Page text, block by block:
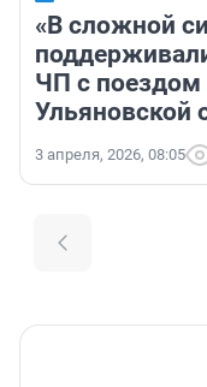
«В сложной
ЧП с
Ульяновской
3 апреля, 2026, 08:05